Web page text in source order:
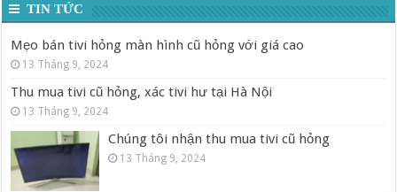
TIN TỨC
Mẹo bán tivi hỏng màn hình cũ hỏng với giá cao
13 Tháng 9, 2024
Thu mua tivi cũ hỏng, xác tivi hư tại Hà Nội
13 Tháng 9, 2024
Chúng tôi nhận thu mua tivi cũ hỏng
13 Tháng 9, 2024